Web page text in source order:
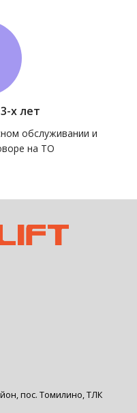
х лет
обслуживании и
на ТО
пос. Томилино, ТЛК